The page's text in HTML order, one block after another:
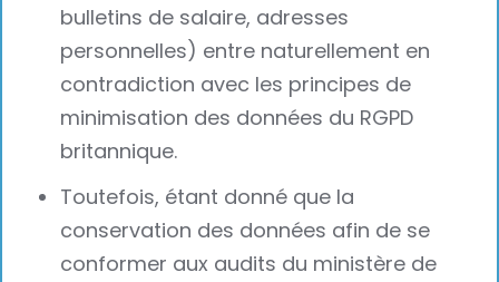
bulletins de salaire, adresses
personnelles) entre naturellement en
contradiction avec les principes de
minimisation des données du RGPD
britannique.
Toutefois, étant donné que la
conservation des données afin de se
conformer aux audits du ministère de